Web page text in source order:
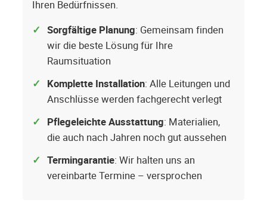
Ihren Bedürfnissen.
Sorgfältige Planung: Gemeinsam finden
wir die beste Lösung für Ihre
Raumsituation
Komplette Installation: Alle Leitungen und
Anschlüsse werden fachgerecht verlegt
Pflegeleichte Ausstattung: Materialien,
die auch nach Jahren noch gut aussehen
Termingarantie: Wir halten uns an
vereinbarte Termine – versprochen